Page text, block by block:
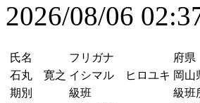
2026/08/06
氏名 フリガナ 府県
石丸 寛之 イシマル ヒロユキ 岡山
期別
級班 級班